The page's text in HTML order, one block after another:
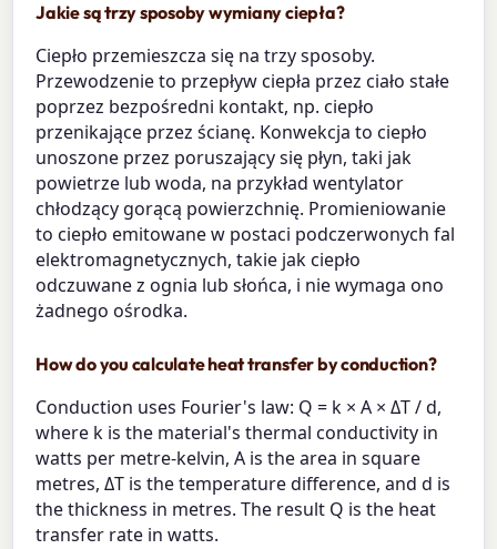
Jakie są trzy sposoby wymiany ciepła?
Ciepło przemieszcza się na trzy sposoby.
Przewodzenie to przepływ ciepła przez ciało stałe
poprzez bezpośredni kontakt, np. ciepło
przenikające przez ścianę. Konwekcja to ciepło
unoszone przez poruszający się płyn, taki jak
powietrze lub woda, na przykład wentylator
chłodzący gorącą powierzchnię. Promieniowanie
to ciepło emitowane w postaci podczerwonych fal
elektromagnetycznych, takie jak ciepło
odczuwane z ognia lub słońca, i nie wymaga ono
żadnego ośrodka.
How do you calculate heat transfer by conduction?
Conduction uses Fourier's law: Q = k × A × ΔT / d,
where k is the material's thermal conductivity in
watts per metre-kelvin, A is the area in square
metres, ΔT is the temperature difference, and d is
the thickness in metres. The result Q is the heat
transfer rate in watts.